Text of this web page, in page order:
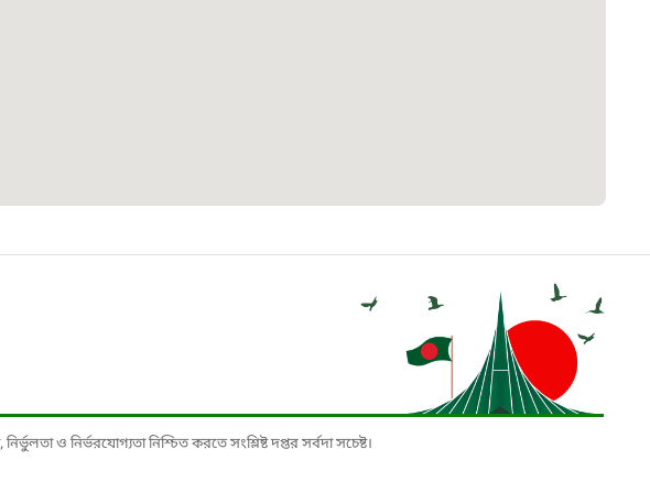
১৬১০৯
বাংলাদেশ কর্মচারী কল্যাণ বোর্ড হটলাইন
০১৯০৮৮৮৮৮৮৮
১৬১১৩
ও নির্ভরযোগ্যতা নিশ্চিত করতে সংশ্লিষ্ট দপ্তর সর্বদা সচেষ্ট।